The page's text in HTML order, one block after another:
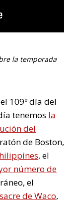
la temporada
109º día del
tenemos la
del
de Boston,
, el
número de
el
de Waco,